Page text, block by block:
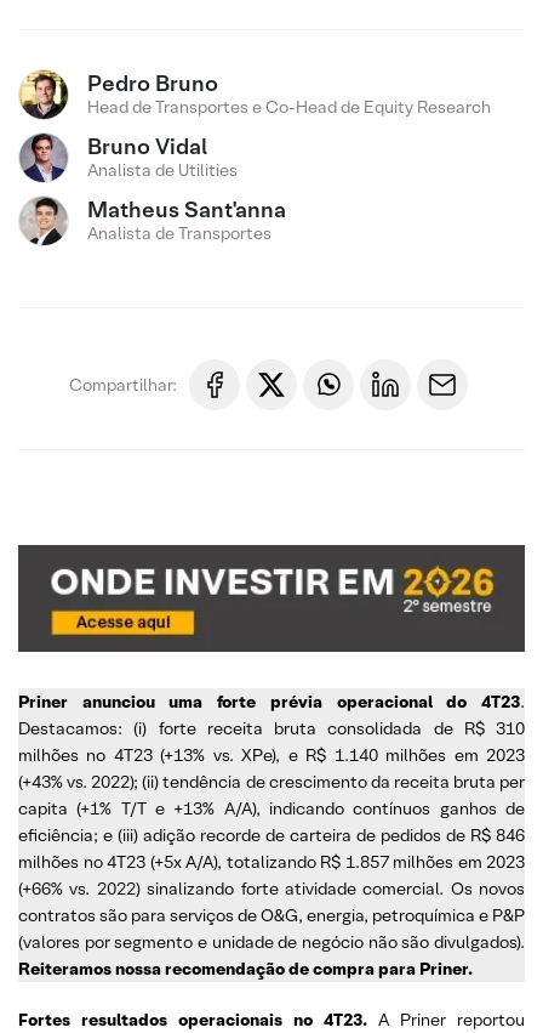
Pedro Bruno
Head de Transportes e Co-Head de Equity Research
Bruno Vidal
Analista de Utilities
Matheus Sant'anna
Analista de Transportes
Compartilhar:
Priner anunciou uma forte prévia operacional do 4T23.
Destacamos: (i) forte receita bruta consolidada de R$ 310
milhões no 4T23 (+13% vs. XPe), e R$ 1.140 milhões em 2023
(+43% vs. 2022); (ii) tendência de crescimento da receita bruta per
capita (+1% T/T e +13% A/A), indicando contínuos ganhos de
eficiência; e (iii) adição recorde de carteira de pedidos de R$ 846
milhões no 4T23 (+5x A/A), totalizando R$ 1.857 milhões em 2023
(+66% vs. 2022) sinalizando forte atividade comercial. Os novos
contratos são para serviços de O&G, energia, petroquímica e P&P
(valores por segmento e unidade de negócio não são divulgados).
Reiteramos nossa recomendação de compra para Priner.
Fortes resultados operacionais no 4T23. A Priner reportou